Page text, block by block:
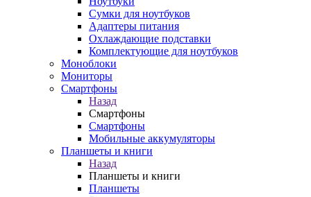
Сумки для ноутбуков
Адаптеры питания
Охлаждающие подставки
Комплектующие для ноутбуков
Моноблоки
Мониторы
Смартфоны
Назад
Смартфоны
Смартфоны
Мобильные аккумуляторы
Планшеты и книги
Назад
Планшеты и книги
Планшеты